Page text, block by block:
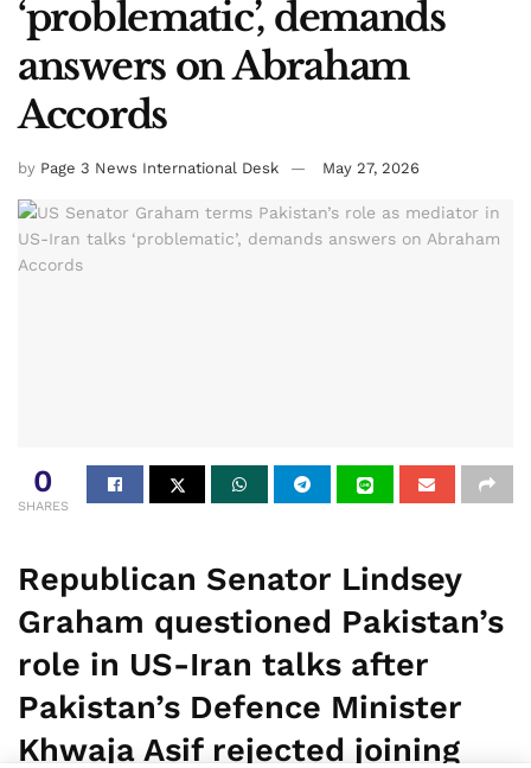
‘problematic’, demands
answers on Abraham
Accords
by Page 3 News International Desk May 27, 2026
0
SHARES
Republican Senator Lindsey
Graham questioned Pakistan’s
role in US-Iran talks after
Pakistan’s Defence Minister
Khwaja Asif rejected joining